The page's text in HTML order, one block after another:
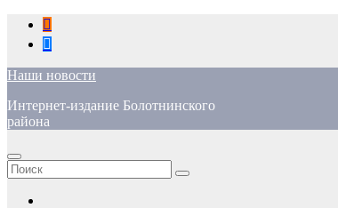
Перейти
содержимому
Наши новости
Интернет-издание Болотнинского
района